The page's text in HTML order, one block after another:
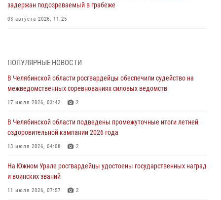
задержан подозреваемый в грабеже
03 августа 2026, 11:25
03 августа 2026, 09:22 1
Авиация Росгвардии совершила более 250 санитарных вылетов в
Донецкой Народной Республике
31 июля 2026, 11:33
Росгвардия обеспечивает безопасность граждан на южном
направлении
31 июля 2026, 11:32
В Уральском округе Росгвардии состоялось заседание
оперативного штаба
30 июля 2026, 10:53
ПОПУЛЯРНЫЕ НОВОСТИ
В Челябинской области росгвардейцы обеспечили судейство на
межведомственных соревнованиях силовых ведомств
17 июля 2026, 03:42 2
В Челябинской области подведены промежуточные итоги летней
оздоровительной кампании 2026 года
13 июля 2026, 04:08 2
На Южном Урале росгвардейцы удостоены государственных наград
и воинских званий
11 июля 2026, 07:57 2